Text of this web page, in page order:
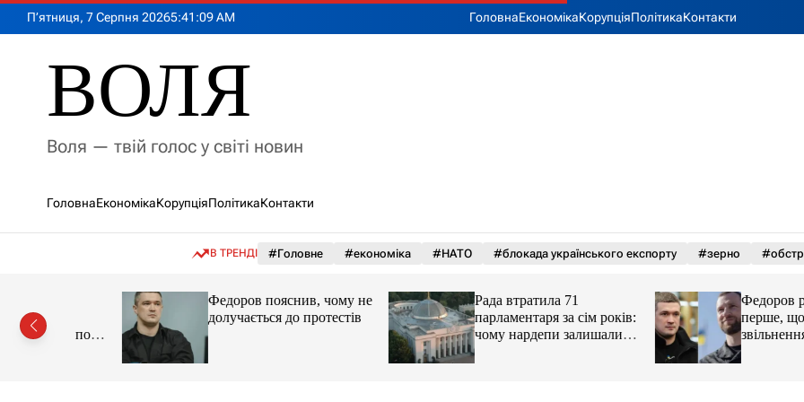
П’ятниця, 7 Серпня 20265:41 :10AM ГоловнаЕкономікаКорупціяПолітикаКонтакти
ВОЛЯ
Воля — твій голос у світі новин
ГоловнаЕкономікаКорупціяПолітикаКонтакти
В ТРЕНДІ #Головне #економіка #НАТО #блокада українського експорту #зерно
по
Федоров пояснив, чому не
долучається до протестів
Рада втратила 71
парламентаря за сім років:
чому нардепи залишали
парламент
Федоров
перше, що зробив
звільнення з